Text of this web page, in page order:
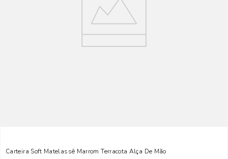
Carteira Soft Matelassê Marrom Terracota Alça De Mão